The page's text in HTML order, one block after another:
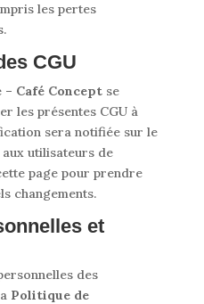
les pertes
CGU
Café Conceptse
les présentes CGU à
sera notifiée sur le
utilisateurs de
page pour prendre
changements.
et
des
Politique de